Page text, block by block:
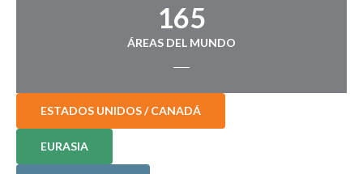
165
ÁREAS DEL MUNDO
ESTADOS UNIDOS / CANADÁ
EURASIA